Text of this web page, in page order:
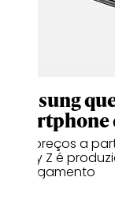
Samsung
Com preços a
Galaxy Z é
de pagamento